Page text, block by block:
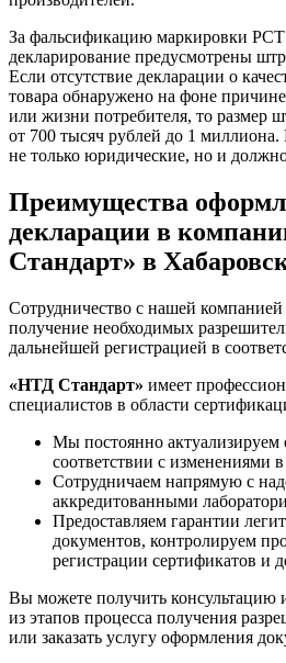
За фальсификацию маркировки РСТ
декларирование предусмотрены
Если отсутствие декларации о
товара обнаружено на фоне
или жизни потребителя, то размер
от 700 тысяч рублей до 1
не только юридические, но и
Преимущества
декларации в
Стандарт» в
Сотрудничество с нашей
получение необходимых
дальнейшей регистрацией в
«НТД Стандарт» имеет
специалистов в области
Мы постоянно актуализируем
соответствии с изменениями
Сотрудничаем напрямую с
аккредитованными
Предоставляем гарантии
документов, контролируем
регистрации сертификатов и
Вы можете получить консультацию
из этапов процесса получения
или заказать услугу оформления